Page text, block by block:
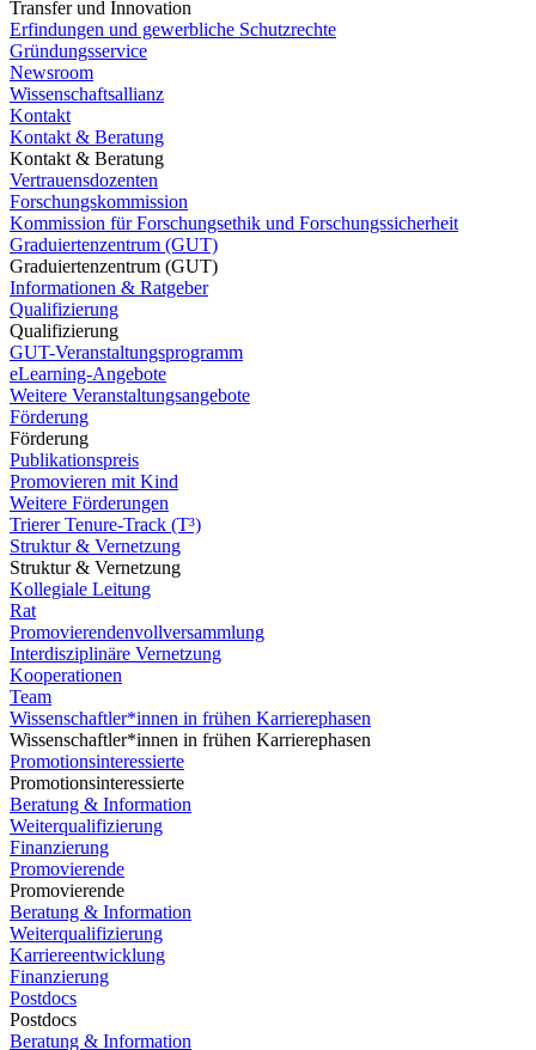
Transfer und Innovation
Erfindungen und gewerbliche Schutzrechte
Gründungsservice
Newsroom
Wissenschaftsallianz
Kontakt
Kontakt & Beratung
Kontakt & Beratung
Vertrauensdozenten
Forschungskommission
Kommission für Forschungsethik und Forschungssicherheit
Graduiertenzentrum (GUT)
Graduiertenzentrum (GUT)
Informationen & Ratgeber
Qualifizierung
Qualifizierung
GUT-Veranstaltungsprogramm
eLearning-Angebote
Weitere Veranstaltungsangebote
Förderung
Förderung
Publikationspreis
Promovieren mit Kind
Weitere Förderungen
Trierer Tenure-Track (T³)
Struktur & Vernetzung
Struktur & Vernetzung
Kollegiale Leitung
Rat
Promovierendenvollversammlung
Interdisziplinäre Vernetzung
Kooperationen
Team
Wissenschaftler*innen in frühen Karrierephasen
Wissenschaftler*innen in frühen Karrierephasen
Promotionsinteressierte
Promotionsinteressierte
Beratung & Information
Weiterqualifizierung
Finanzierung
Promovierende
Promovierende
Beratung & Information
Weiterqualifizierung
Karriereentwicklung
Finanzierung
Postdocs
Postdocs
Beratung & Information